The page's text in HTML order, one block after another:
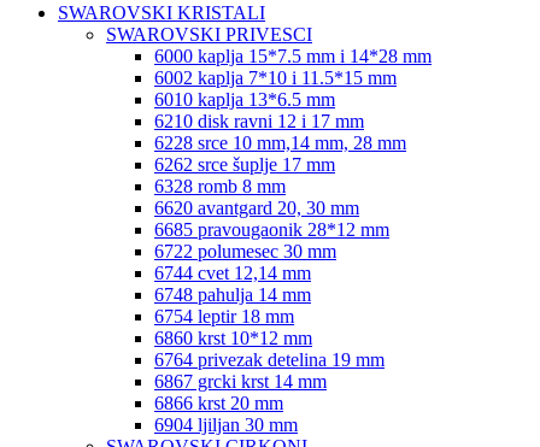
SWAROVSKI KRISTALI
SWAROVSKI PRIVESCI
6000 kaplja 15*7.5 mm i 14*28 mm
6002 kaplja 7*10 i 11.5*15 mm
6010 kaplja 13*6.5 mm
6210 disk ravni 12 i 17 mm
6228 srce 10 mm,14 mm, 28 mm
6262 srce šuplje 17 mm
6328 romb 8 mm
6620 avantgard 20, 30 mm
6685 pravougaonik 28*12 mm
6722 polumesec 30 mm
6744 cvet 12,14 mm
6748 pahulja 14 mm
6754 leptir 18 mm
6860 krst 10*12 mm
6764 privezak detelina 19 mm
6867 grcki krst 14 mm
6866 krst 20 mm
6904 ljiljan 30 mm